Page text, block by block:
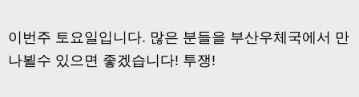
이번주 토요일입니다. 많은 분들을 부산우체국에서 만
나뵐수 있으면 좋겠습니다! 투쟁!